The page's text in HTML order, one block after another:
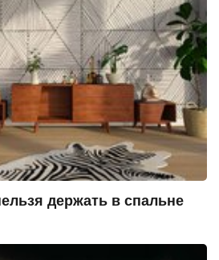
держать в спальне